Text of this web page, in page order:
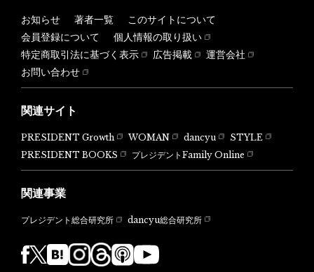
お知らせ 著者一覧
このサイトについて
会員登録について
個人情報の取り扱い
特定商取引法に基づく表示
広告掲載
運営会社
お問い合わせ
関連サイト
PRESIDENT Growth WOMAN dancyu
STYLE
PRESIDENT BOOKS
プレジデントFamily Online
関連事業
プレジデント総合研究所 dancyu総合研究所